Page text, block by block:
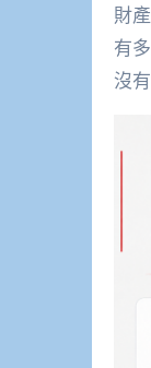
財
有
沒